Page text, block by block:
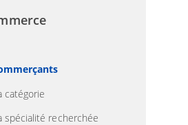
catégorie
spécialité recherchée